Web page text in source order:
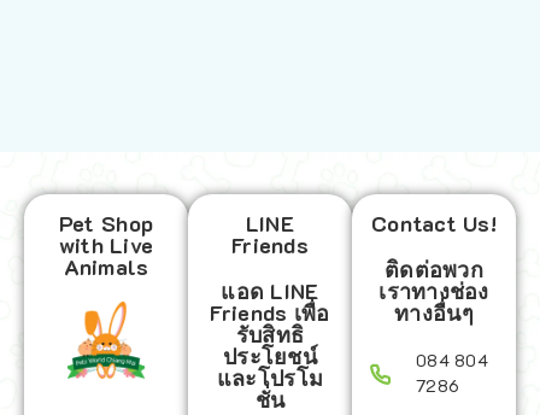
Pet Shop
with Live
Animals
LINE
Friends
แอด LINE
Friends เพื่อ
รับสิทธิ
ประโยชน์
และโปรโม
ชั่น
Contact Us!
ติดต่อพวก
เราทางช่อง
ทางอื่นๆ
084 804
7286